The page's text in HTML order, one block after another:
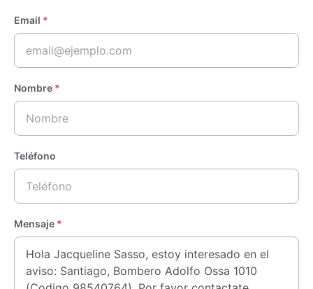
Email *
Nombre *
Teléfono
Mensaje *